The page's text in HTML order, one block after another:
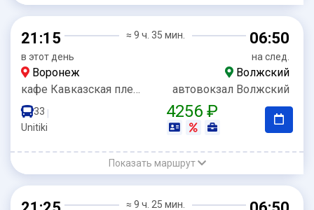
21:15
в этот день
≈ 9 ч. 35 мин. 06:50
на след.
Воронеж
Волжский
кафе Кавказская пленница
автовокзал Волжский
33 |
Unitiki
4256 ₽
Показать маршрут
≈ 9 ч. 25 мин.